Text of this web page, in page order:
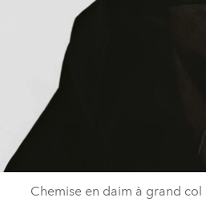
Chemise en daim à grand